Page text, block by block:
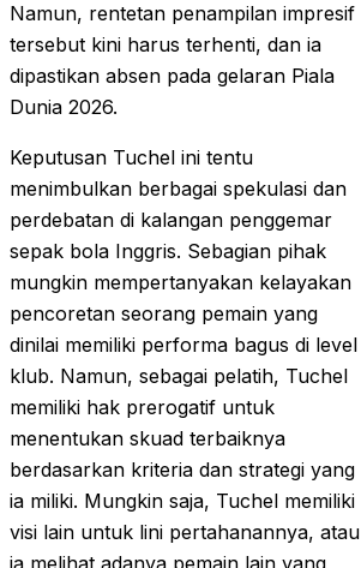
Namun, rentetan penampilan impresif
tersebut kini harus terhenti, dan ia
dipastikan absen pada gelaran Piala
Dunia 2026.
Keputusan Tuchel ini tentu
menimbulkan berbagai spekulasi dan
perdebatan di kalangan penggemar
sepak bola Inggris. Sebagian pihak
mungkin mempertanyakan kelayakan
pencoretan seorang pemain yang
dinilai memiliki performa bagus di level
klub. Namun, sebagai pelatih, Tuchel
memiliki hak prerogatif untuk
menentukan skuad terbaiknya
berdasarkan kriteria dan strategi yang
ia miliki. Mungkin saja, Tuchel memiliki
visi lain untuk lini pertahanannya, atau